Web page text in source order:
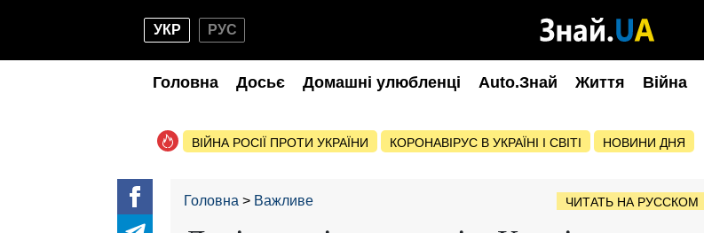
УКР РУС
Головна Досьє Домашні улюбленці Auto.Знай Життя Війна
ВІЙНА РОСІЇ ПРОТИ УКРАЇНИ КОРОНАВІРУС В УКРАЇНІ І СВІТІ НОВИНИ ДНЯ
Головна Важливе ЧИТАТЬ НА РУССКОМ